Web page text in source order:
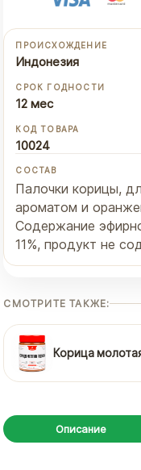
ПРОИСХОЖДЕНИЕ
Индонезия
СРОК ГОДНОСТИ
12 мес
КОД ТОВАРА
10024
СОСТАВ
Палочки корицы,
ароматом и
Содержание
11%, продукт не
СМОТРИТЕ ТАКЖЕ:
Корица
Описание